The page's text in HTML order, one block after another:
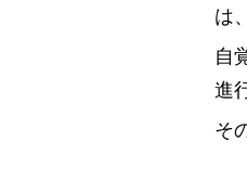
は
自
進
そ